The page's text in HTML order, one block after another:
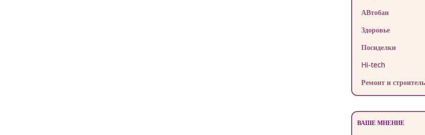
АВтобан
Здоровье
Посиделки
Hi-tech
Ремонт и
ВАШЕ МНЕНИЕ